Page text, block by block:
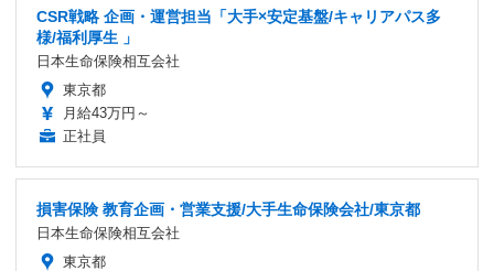
CSR戦略 企画・運営担当「大手×安定基盤/キャリアパス多
様/福利厚生 」
日本生命保険相互会社
東京都
月給43万円～
正社員
損害保険 教育企画・営業支援/大手生命保険会社/東京都
日本生命保険相互会社
東京都